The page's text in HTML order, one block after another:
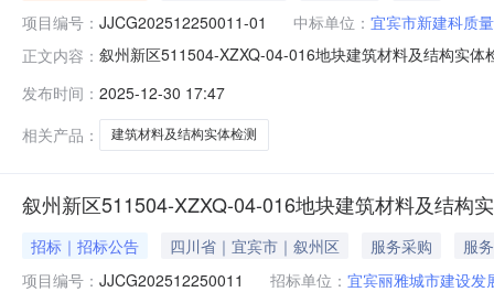
项目编号： JJCG202512250011-01 中标单位： 宜宾市新建科质
正文内容： 叙州新区511504-XZXQ-04-016地块建筑材料及结构实
目实施地点：宜宾市成交/中标人：宜宾市新建科质量检
发布时间： 2025-12-30 17:47
相关产品：
建筑材料及结构实体检测
叙州新区511504-XZXQ-04-016地块建筑材料及结构
招标｜招标公告 四川省｜宜宾市｜叙州区 服务采购
服务
项目编号： JJCG202512250011 招标单位： 宜宾丽雅城市建设发